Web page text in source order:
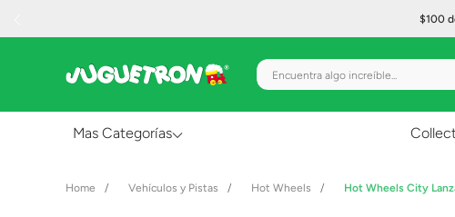
$100
Encuentra algo increíble...
Mas Categorías
Vehículos y Pistas Hot Wheels Hot Wheels City